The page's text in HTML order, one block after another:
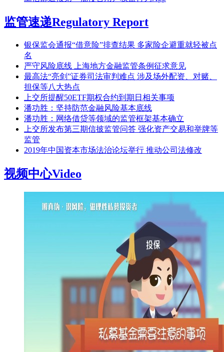
监管速递Regulatory Report
银保监会通报“借意险”排查结果 多家险企避重就轻被点
名
严守风险底线 上海地方金融监管条例征求意见
最高法“亮剑”证券司法审判难点 涉及场外配资、对赌、
担保等八大热点
上交所提醒50ETF期权合约到期日相关事项
潘功胜：坚持防范金融风险基本底线
潘功胜：网络借贷等领域的监管框架基本确立
上交所发布第三期信披监管问答 强化资产交易和举牌等
监管
2019年中国资本市场法治论坛举行 推动公司法修改
视频中心Video